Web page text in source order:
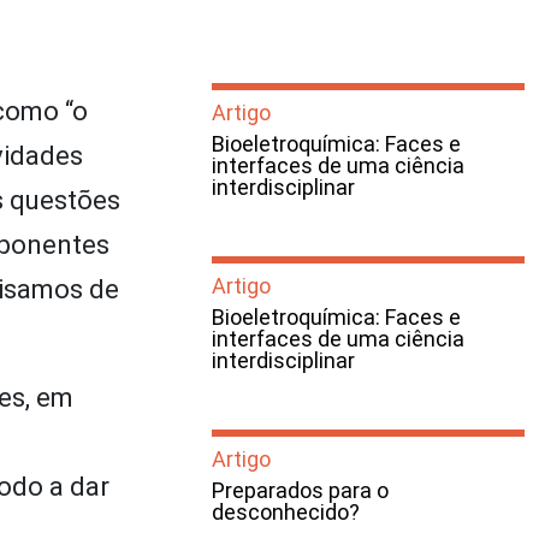
“o
questões
de
em
a dar
Artigo
Bioeletroquímica: Faces e
interfaces de uma ciência
interdisciplinar
Artigo
Bioeletroquímica: Faces e
interfaces de uma ciência
interdisciplinar
Artigo
Preparados para o
desconhecido?